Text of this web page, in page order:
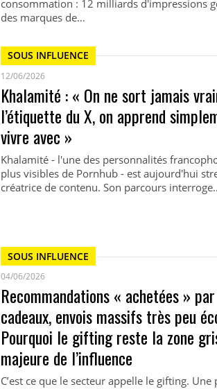
consommation : 12 milliards d'impressions
des marques de…
SOUS INFLUENCE
12/06/2026
Khalamité : « On ne sort jamais
l’étiquette du X, on apprend
vivre avec »
Khalamité - l'une des personnalités
plus visibles de Pornhub - est aujourd'hui
créatrice de contenu. Son parcours
SOUS INFLUENCE
04/06/2026
Recommandations « achetées »
cadeaux, envois massifs très peu
Pourquoi le gifting reste la zone
majeure de l’influence
C’est ce que le secteur appelle le gifting. Une